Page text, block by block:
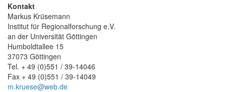
Kontakt
Markus Krüsemann
Institut für Regionalforschung e.V.
an der Universität Göttingen
Humboldtallee 15
37073 Göttingen
Tel. + 49 (0)551 / 39-14046
Fax + 49 (0)551 / 39-14049
m.kruese@web.de